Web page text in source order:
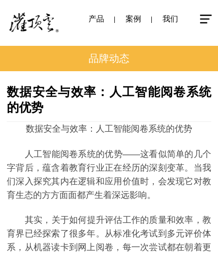
产品 案例 我们
品牌动态
数据安全与效率：人工智能阅卷系统
的优势
数据安全与效率：人工智能阅卷系统的优势
人工智能阅卷系统的优势——这看似简单的几个
字背后，蕴含着教育行业正在经历的深刻变革。当我
们深入探究其内在逻辑和应用价值时，会发现它对教
育生态的方方面面都产生着深远影响。
其实，关于如何提升评估工作的质量和效率，教
育界已经探索了很多年。从标准化考试到多元评价体
系，从机器读卡到网上阅卷，每一次尝试都在朝着更